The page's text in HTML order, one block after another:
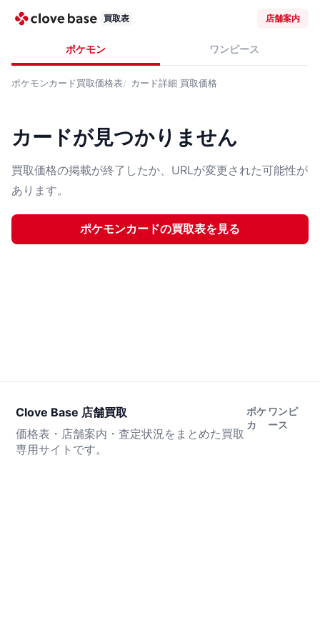
買取表 店舗案内
ポケモン ワンピース
ポケモンカード買取価格表 カード詳細 買取価格
カードが見つかりません
買取価格の掲載が終了したか、URLが変更された可能性が
あります。
ポケモンカードの買取表を見る
Clove Base 店舗買取
価格表・店舗案内・査定状況をまとめた買取
専用サイトです。
ポケ
カ
ワンピ
ース